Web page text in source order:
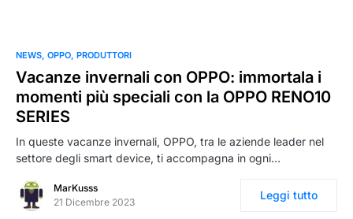
NEWS OPPO PRODUTTORI
Vacanze invernali con OPPO: immortala i
momenti più speciali con la OPPO RENO10
SERIES
In queste vacanze invernali, OPPO, tra le aziende leader nel
settore degli smart device, ti accompagna in ogni…
MarKusss
21 Dicembre 2023
Leggi tutto